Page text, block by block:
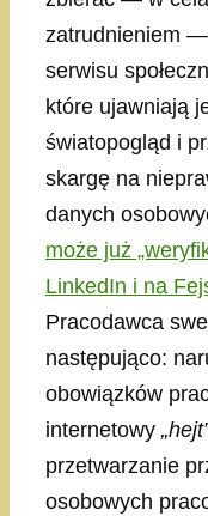
zatrudnieniem
serwisu
które ujawniają
światopogląd i
skargę na
danych
może już
LinkedIn i na
Pracodawca swe
następująco:
obowiązków
internetowy
przetwarzanie
osobowych